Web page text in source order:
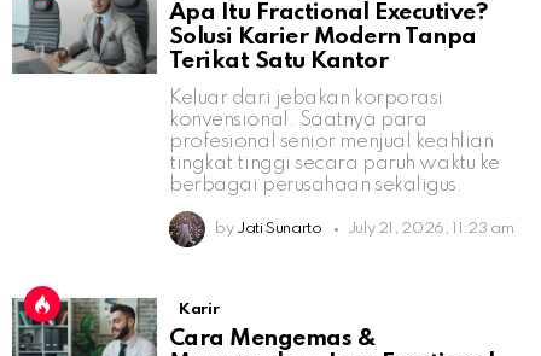
Apa Itu Fractional Executive?
Solusi Karier Modern Tanpa
Terikat Satu Kantor
Keluar dari jebakan korporasi
konvensional. Saatnya para
profesional senior menjual keahlian
tingkat tinggi secara paruh waktu ke
berbagai perusahaan sekaligus.
by Jati Sunarto July 21, 2026, 11:23 am
Karir
Cara Mengemas &